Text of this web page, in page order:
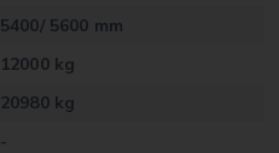
5400/ 5600 mm
12000 kg
20980 kg
-